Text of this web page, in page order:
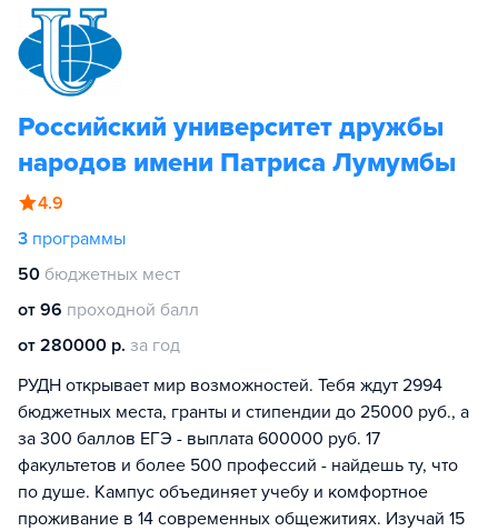
Российский университет дружбы
народов имени Патриса Лумумбы
4.9
3 программы
50 бюджетных мест
от 96 проходной балл
от 280000 р. за год
РУДН открывает мир возможностей. Тебя ждут 2994
бюджетных места, гранты и стипендии до 25000 руб., а
за 300 баллов ЕГЭ - выплата 600000 руб. 17
факультетов и более 500 профессий - найдешь ту, что
по душе. Кампус объединяет учебу и комфортное
проживание в 14 современных общежитиях. Изучай 15